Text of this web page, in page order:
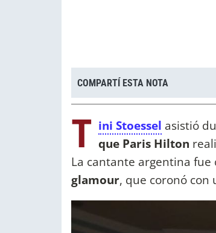
COMPARTÍ ESTA NOTA
T ini Stoessel asistió
que Paris Hilton
La cantante argentina fue
glamour, que coronó con